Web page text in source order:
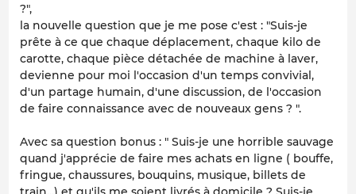
?",
la nouvelle question que je me pose c'est : "Suis-je
prête à ce que chaque déplacement, chaque kilo de
carotte, chaque pièce détachée de machine à laver,
devienne pour moi l'occasion d'un temps convivial,
d'un partage humain, d'une discussion, de l'occasion
de faire connaissance avec de nouveaux gens ? ".
Avec sa question bonus : " Suis-je une horrible sauvage
quand j'apprécie de faire mes achats en ligne ( bouffe,
fringue, chaussures, bouquins, musique, billets de